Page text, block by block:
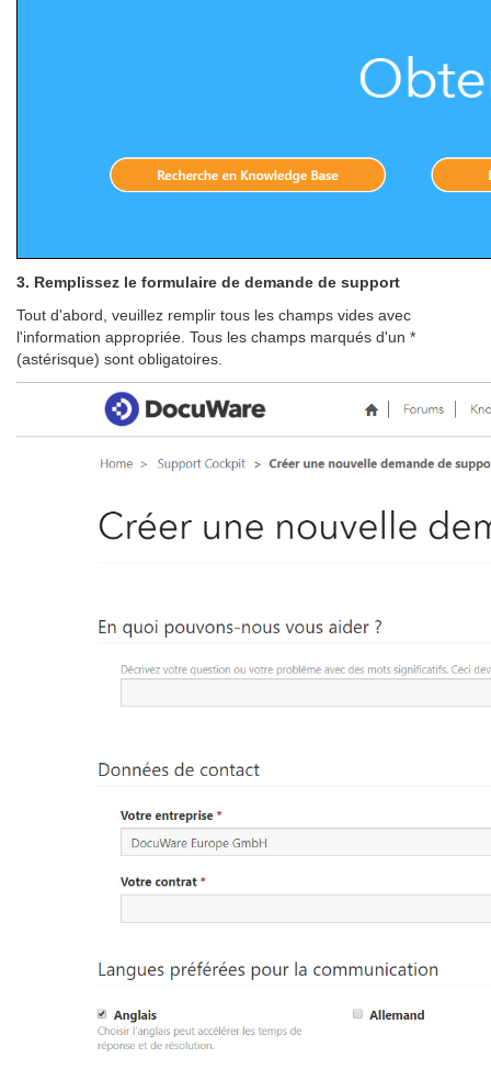
3. Remplissez le formulaire de demande de support
Tout d'abord, veuillez remplir tous les champs vides avec
l'information appropriée. Tous les champs marqués d'un *
(astérisque) sont obligatoires.